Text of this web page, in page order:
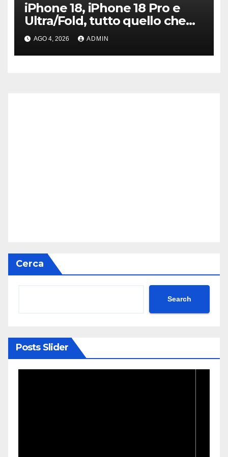
iPhone 18, iPhone 18 Pro e
Ultra/Fold, tutto quello che
sappiamo ad oggi
AGO 4, 2026 ADMIN
Cerca
Search
Posts Slider